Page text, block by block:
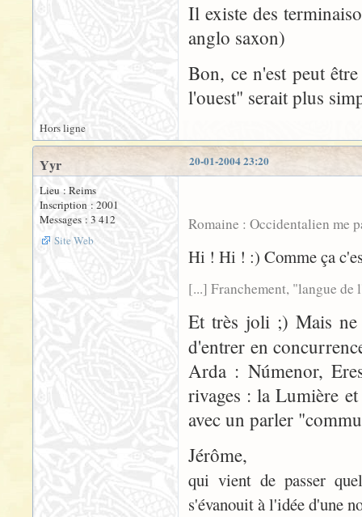
Il existe des
anglo saxon)
Bon, ce n'est peut
l'ouest" serait plus
Hors ligne
20-01-2004 23:20
Yyr
Lieu : Reims
Inscription : 2001
Messages : 3 412
Site Web
Romaine : Occidentalien me
Hi ! Hi ! :) Comme ça
[...] Franchement, "langue de
Et très joli ;) Mais ne
d'entrer en
Arda : Númenor,
rivages : la Lumière
avec un parler
Jérôme,
qui vient de passer
s'évanouit à l'idée d'une